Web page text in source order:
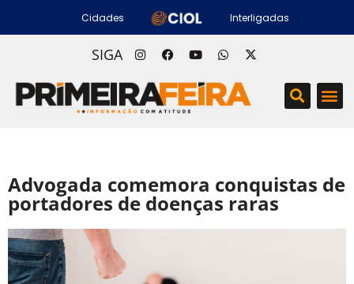
Cidades Interligadas
SIGA
Advogada comemora conquistas de
portadores de doenças raras